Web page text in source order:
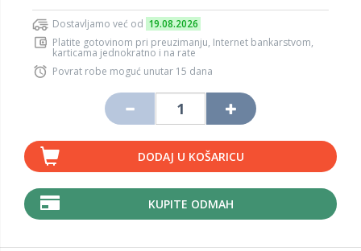
Dostavljamo već od 19.08.2026
Platite gotovinom pri preuzimanju, Internet bankarstvom,
karticama jednokratno i na rate
Povrat robe moguć unutar 15 dana
DODAJ U KOŠARICU
KUPITE ODMAH